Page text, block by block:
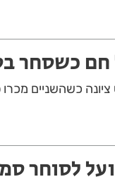
כשסחר
כשהשניים
לסוחר